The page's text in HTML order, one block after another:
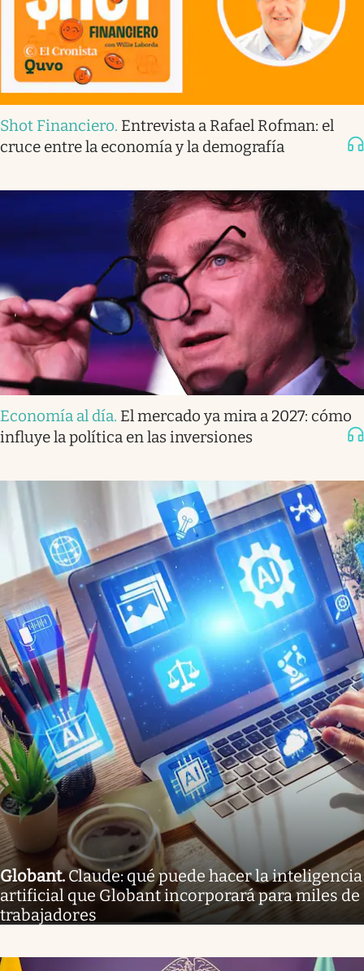
Shot Financiero. Entrevista a Rafael Rofman: el
cruce entre la economía y la demografía
Economía al día. El mercado ya mira a 2027: cómo
influye la política en las inversiones
Globant.Claude: qué puede hacer la inteligencia
artificial que Globant incorporará para miles de
trabajadores